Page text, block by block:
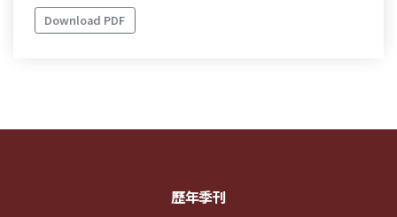
Download PDF
歷年季刊